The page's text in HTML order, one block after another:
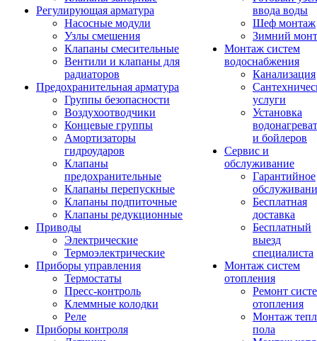
Регулирующая арматура
Насосные модули
Узлы смешения
Клапаны смесительные
Вентили и клапаны для
радиаторов
Предохранительная арматура
Группы безопасности
Воздухоотводчики
Концевые группы
Амортизаторы
гидроударов
Клапаны
предохранительные
Клапаны перепускные
Клапаны подпиточные
Клапаны редукционные
Приводы
Электрические
Термоэлектрические
Приборы управления
Термостаты
Пресс-контроль
Клеммные колодки
Реле
Приборы контроля
ввода воды
Шеф монтаж
Зимний
Монтаж систем
водоснабжения
Канализация
услуги
Установка
и бойлеров
Сервис и
обслуживание
Гарантийное
Бесплатная
доставка
Бесплатный
выезд
специалиста
Монтаж систем
отопления
Ремонт
отопления
Монтаж
пола